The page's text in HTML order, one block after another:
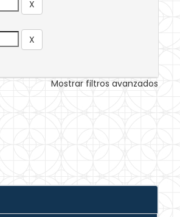
Mostrar filtros avanzados